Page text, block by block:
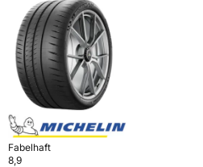
Fabelhaft
8,9